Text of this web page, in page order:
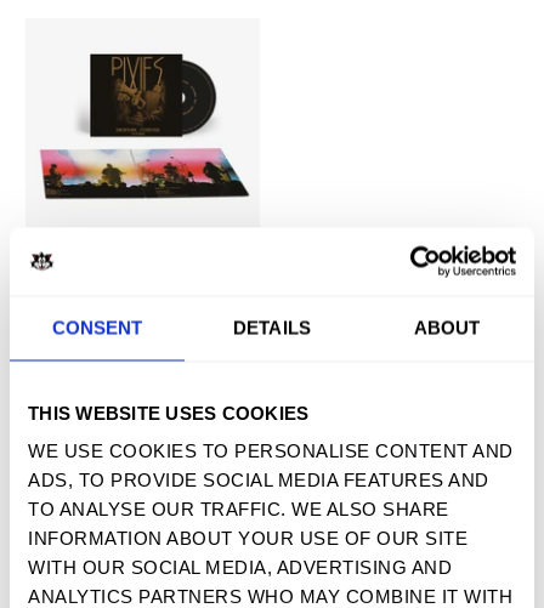
CONSENT DETAILS ABOUT
THIS WEBSITE USES COOKIES
WE USE COOKIES TO PERSONALISE CONTENT AND
ADS, TO PROVIDE SOCIAL MEDIA FEATURES AND
TO ANALYSE OUR TRAFFIC. WE ALSO SHARE
INFORMATION ABOUT YOUR USE OF OUR SITE
WITH OUR SOCIAL MEDIA, ADVERTISING AND
ANALYTICS PARTNERS WHO MAY COMBINE IT WITH
$ 19.90 USD
MELD U AAN VOOR ONZE NIEUWSBRIEF